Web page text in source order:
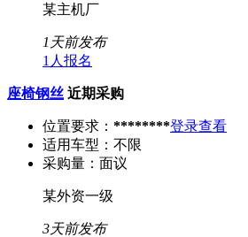
某主机厂
1天前发布
1人报名
座椅钢丝 近期采购
位置要求： ********登录查看
适用车型： 不限
采购量： 面议
某外资一级
3天前发布